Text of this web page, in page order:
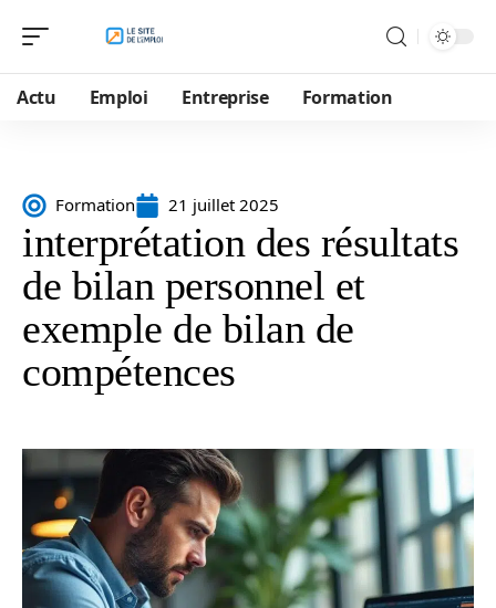
Actu Emploi Entreprise Formation
Formation 21 juillet 2025
interprétation des résultats
de bilan personnel et
exemple de bilan de
compétences